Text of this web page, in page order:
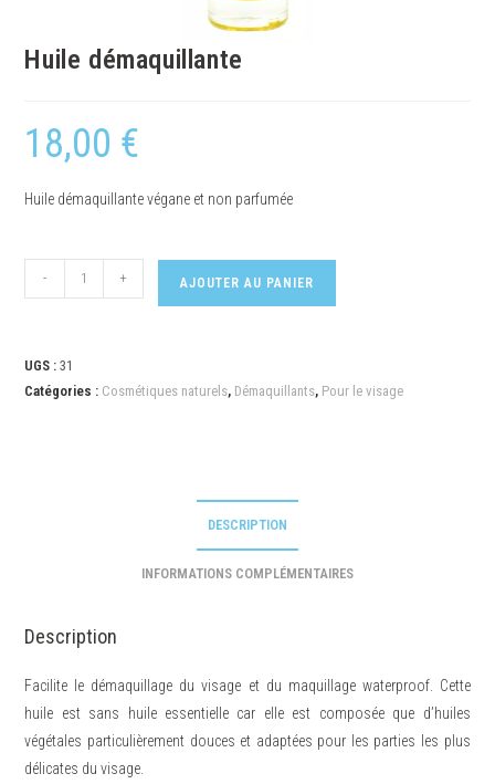
Huile démaquillante
18,00 €
Huile démaquillante végane et non parfumée
- + AJOUTER AU PANIER
UGS :31
Catégories : Cosmétiques naturels, Démaquillants, Pour le visage
DESCRIPTION
INFORMATIONS COMPLÉMENTAIRES
Description
Facilite le démaquillage du visage et du maquillage waterproof. Cette
huile est sans huile essentielle car elle est composée que d’huiles
végétales particulièrement douces et adaptées pour les parties les plus
délicates du visage.